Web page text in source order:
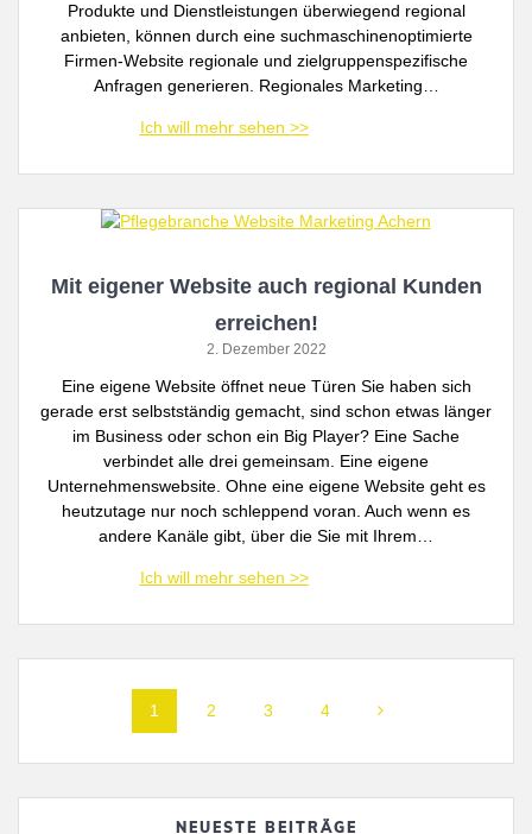
Produkte und Dienstleistungen überwiegend regional
anbieten, können durch eine suchmaschinenoptimierte
Firmen-Website regionale und zielgruppenspezifische
Anfragen generieren. Regionales Marketing…
Mit eigener Website auch regional Kunden
erreichen!
2. Dezember 2022
Eine eigene Website öffnet neue Türen Sie haben sich
gerade erst selbstständig gemacht, sind schon etwas länger
im Business oder schon ein Big Player? Eine Sache
verbindet alle drei gemeinsam. Eine eigene
Unternehmenswebsite. Ohne eine eigene Website geht es
heutzutage nur noch schleppend voran. Auch wenn es
andere Kanäle gibt, über die Sie mit Ihrem…
Posts
navigation
Page
1 Page
2 Page
3 Page
4
NEUESTE BEITRÄGE